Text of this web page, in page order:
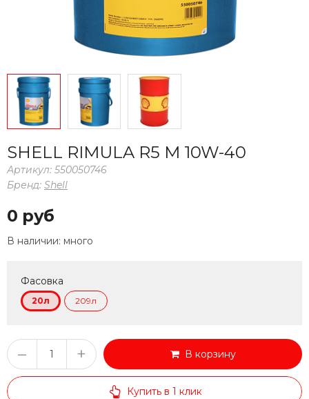
SHELL RIMULA R5 M 10W-40
Артикул: 550050746
Бренд: Shell
0 руб
В наличии: много
Фасовка
20л 209л
– + В корзину
Купить в 1 клик